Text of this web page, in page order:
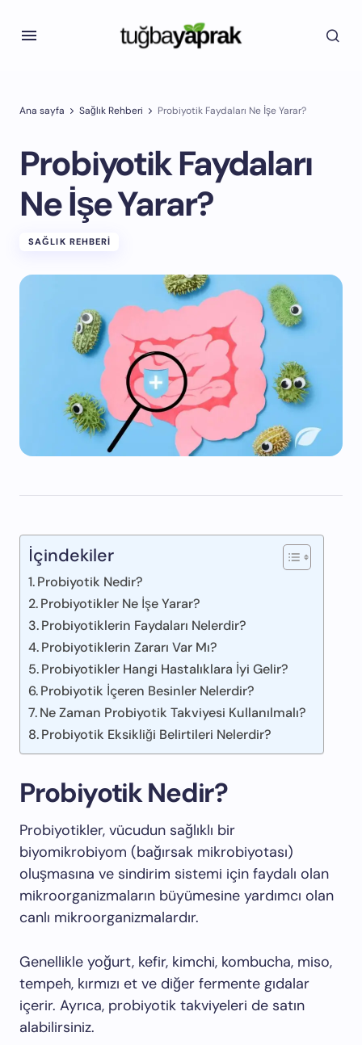
Ana sayfa Sağlık Rehberi Probiyotik Faydaları Ne İşe Yarar?
Probiyotik Faydaları
Ne İşe Yarar?
SAĞLIK REHBERI
İçindekiler
Probiyotik Nedir?
Probiyotikler Ne İşe Yarar?
Probiyotiklerin Faydaları Nelerdir?
Probiyotiklerin Zararı Var Mı?
Probiyotikler Hangi Hastalıklara İyi Gelir?
Probiyotik İçeren Besinler Nelerdir?
Ne Zaman Probiyotik Takviyesi Kullanılmalı?
Probiyotik Eksikliği Belirtileri Nelerdir?
Probiyotik Nedir?
Probiyotikler, vücudun sağlıklı bir
biyomikrobiyom (bağırsak mikrobiyotası)
oluşmasına ve sindirim sistemi için faydalı olan
mikroorganizmaların büyümesine yardımcı olan
canlı mikroorganizmalardır.
Genellikle yoğurt, kefir, kimchi, kombucha, miso,
tempeh, kırmızı et ve diğer fermente gıdalar
içerir. Ayrıca, probiyotik takviyeleri de satın
alabilirsiniz.